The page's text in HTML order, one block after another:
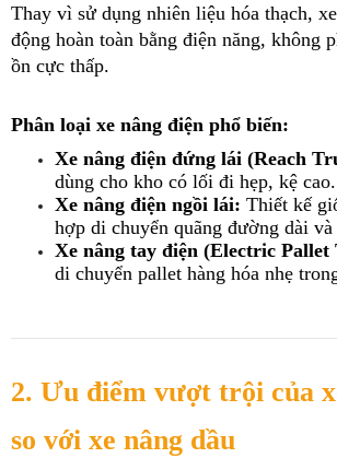
Thay vì sử dụng nhiên liệu hóa thạch,
động hoàn toàn bằng điện năng, không
ồn cực thấp.
Phân loại xe nâng điện phổ biến:
Xe nâng điện đứng lái (Reach
dùng cho kho có lối đi hẹp, kệ cao.
Xe nâng điện ngồi lái: Thiết kế
hợp di chuyển quãng đường dài
Xe nâng tay điện (Electric Pallet
di chuyển pallet hàng hóa nhẹ
2. Ưu điểm vượt trội của
so với xe nâng dầu